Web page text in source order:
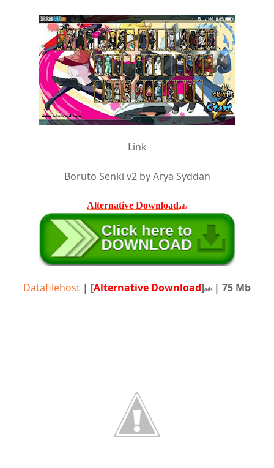
Link
Boruto Senki v2 by Arya Syddan
Alternative Downloadads
Datafilehost | [Alternative Download]ads | 75 Mb